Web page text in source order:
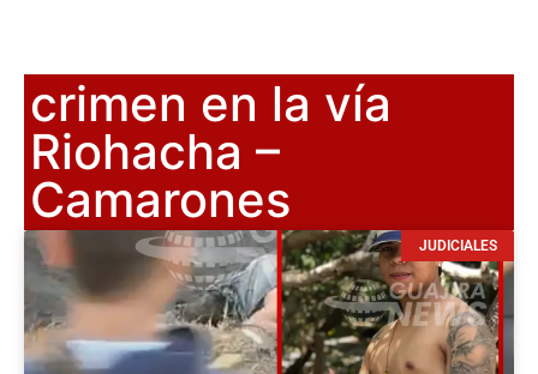
crimen en la vía
Riohacha –
Camarones
JUDICIALES